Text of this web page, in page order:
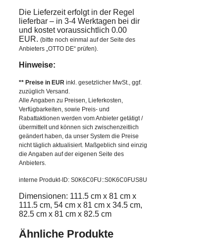
Die Lieferzeit erfolgt in der Regel
lieferbar – in 3-4 Werktagen bei dir
und kostet voraussichtlich 0.00
EUR. (bitte noch einmal auf der Seite des
Anbieters „OTTO DE“ prüfen).
Hinweise:
** Preise in EUR inkl. gesetzlicher MwSt., ggf.
zuzüglich Versand.
Alle Angaben zu Preisen, Lieferkosten,
Verfügbarkeiten, sowie Preis- und
Rabattaktionen werden vom Anbieter getätigt /
übermittelt und können sich zwischenzeitlich
geändert haben, da unser System die Preise
nicht täglich aktualisiert. Maßgeblich sind einzig
die Angaben auf der eigenen Seite des
Anbieters.
interne Produkt-ID: S0K6C0FU::S0K6C0FUS8U
Dimensionen: 111.5 cm x 81 cm x
111.5 cm, 54 cm x 81 cm x 34.5 cm,
82.5 cm x 81 cm x 82.5 cm
Ähnliche Produkte